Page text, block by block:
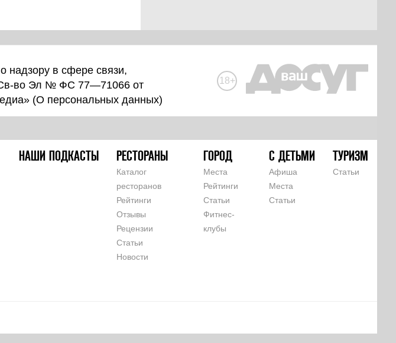
надзору в сфере связи,
Св-во Эл № ФС 77—71066 от
(О персональных данных)
18+
НАШИ ПОДКАСТЫ РЕСТОРАНЫ
Каталог
ресторанов
Рейтинги
Отзывы
Рецензии
Статьи
Новости
ГОРОД
Места
Рейтинги
Статьи
Фитнес-
клубы
С ДЕТЬМИ
Афиша
Места
Статьи
ТУРИЗМ
Статьи